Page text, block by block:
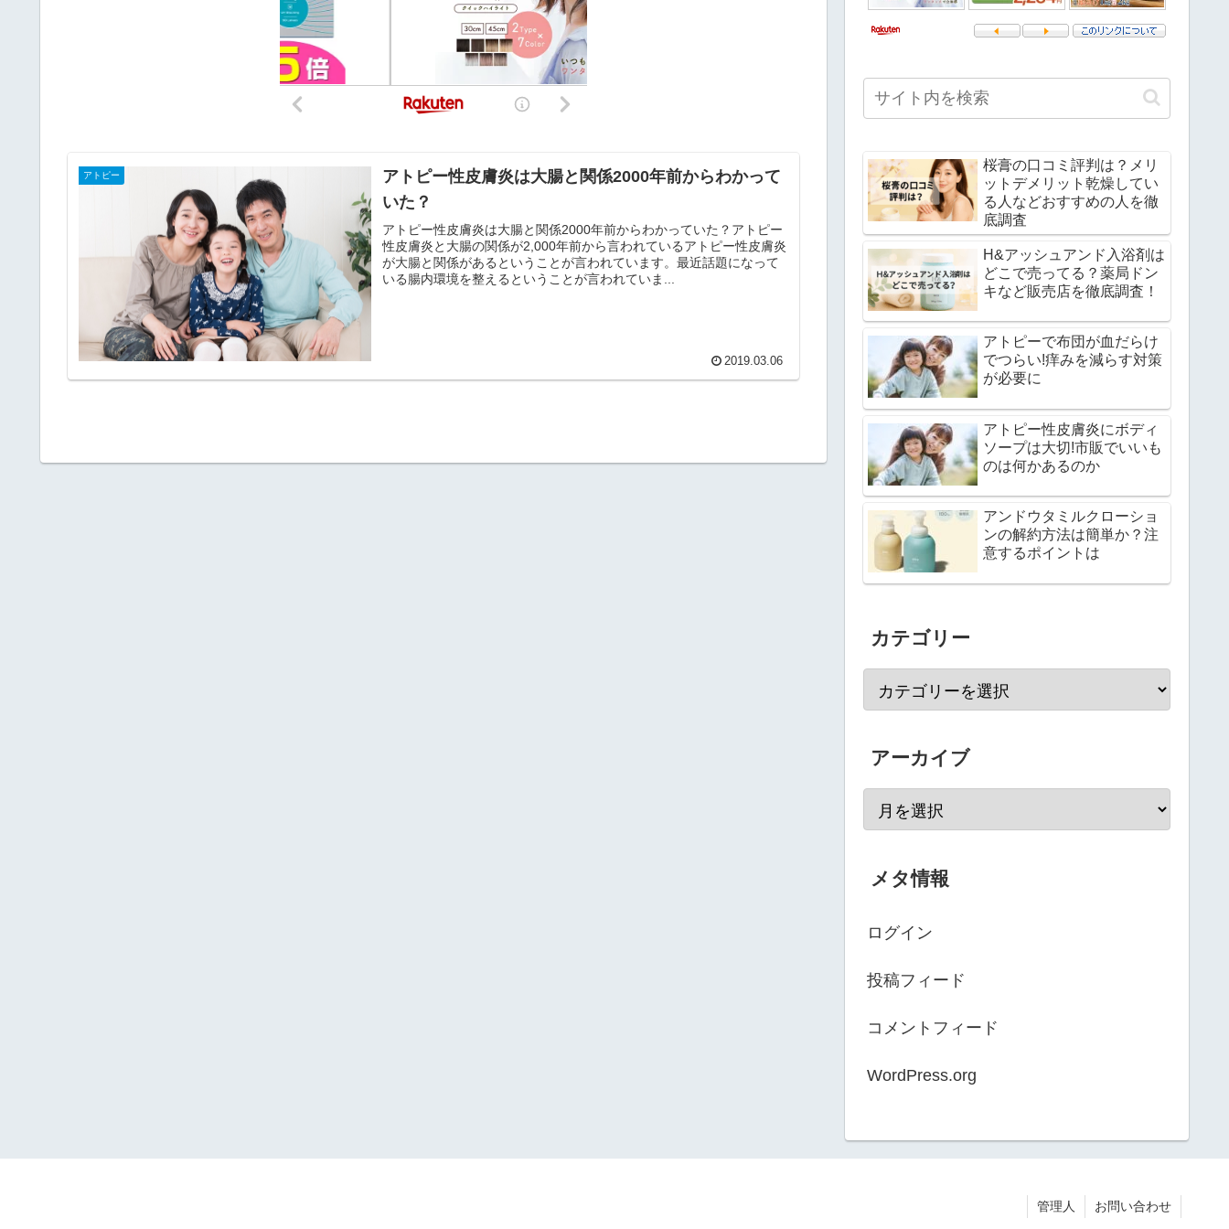
アトピー
アトピー性皮膚炎は大腸と関係2000年前からわかって
いた？
アトピー性皮膚炎は大腸と関係2000年前からわかっていた？アトピー
性皮膚炎と大腸の関係が2,000年前から言われているアトピー性皮膚炎
が大腸と関係があるということが言われています。最近話題になって
いる腸内環境を整えるということが言われていま...
2019.03.06
桜膏の口コミ評判は？メリ
ットデメリット乾燥してい
る人などおすすめの人を徹
底調査
H&アッシュアンド入浴剤は
どこで売ってる？薬局ドン
キなど販売店を徹底調査！
アトピーで布団が血だらけ
でつらい!痒みを減らす対策
が必要に
アトピー性皮膚炎にボディ
ソープは大切!市販でいいも
のは何かあるのか
アンドウタミルクローショ
ンの解約方法は簡単か？注
意するポイントは
カテゴリー
アーカイブ
メタ情報
ログイン
投稿フィード
コメントフィード
WordPress.org
管理人 お問い合わせ